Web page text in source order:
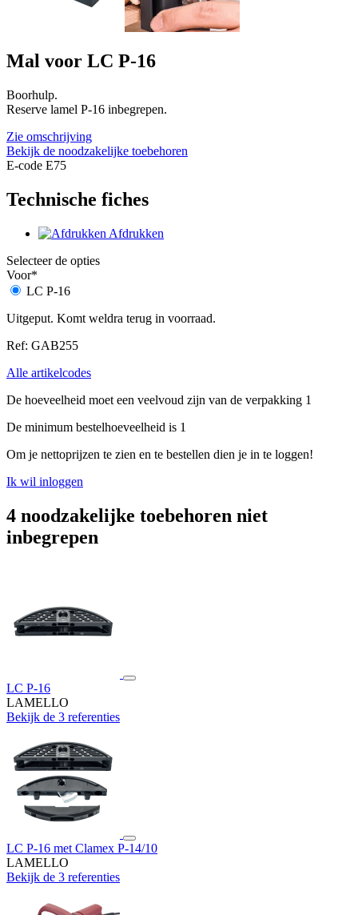
Mal voor LC P-16
Boorhulp.
Reserve lamel P-16 inbegrepen.
Zie omschrijving
Bekijk de noodzakelijke toebehoren
E-code E75
Technische fiches
Afdrukken
Selecteer de opties
Voor*
LC P-16
Uitgeput. Komt weldra terug in voorraad.
Ref: GAB255
Alle artikelcodes
De hoeveelheid moet een veelvoud zijn van de verpakking 1
De minimum bestelhoeveelheid is 1
Om je nettoprijzen te zien en te bestellen dien je in te loggen!
Ik wil inloggen
4 noodzakelijke toebehoren niet
inbegrepen
LC P-16
LAMELLO
Bekijk de 3 referenties
LC P-16 met Clamex P-14/10
LAMELLO
Bekijk de 3 referenties